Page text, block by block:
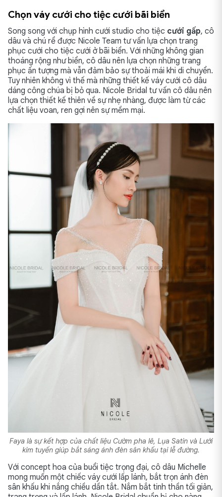
Chọn váy cưới cho tiệc cưới bãi biển
Song song với chụp hình cưới studio cho tiệc cưới gấp, cô
dâu và chú rể được Nicole Team tư vấn lựa chọn trang
phục cưới cho tiệc cưới ở bãi biển. Với những không gian
thoáng rộng như biển, cô dâu nên lựa chọn những trang
phục ấn tượng mà vẫn đảm bảo sự thoải mái khi di chuyển.
Tuy nhiên không vì thế mà những thiết kế váy cưới cô dâu
dáng công chúa bị bỏ qua. Nicole Bridal tư vấn cô dâu nên
lựa chọn thiết kế thiên về sự nhẹ nhàng, được làm từ các
chất liệu voan, ren gợi nên sự mềm mại.
Faya là sự kết hợp của chất liệu Cườm pha lê, Lụa Satin và Lưới
kim tuyến giúp bắt sáng ánh đèn sân khấu tại lễ đường.
Với concept hoa của buổi tiệc trọng đại, cô dâu Michelle
mong muốn một chiếc váy cưới lấp lánh, bắt trọn ánh đèn
sân khấu khi nắng chiều dần tắt. Nắm bắt tinh thần tối giản,